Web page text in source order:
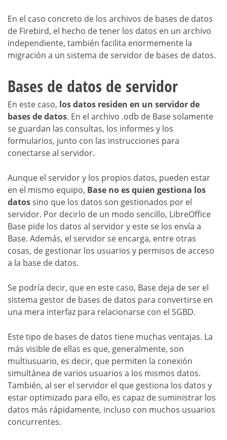
En el caso concreto de los archivos de bases de datos
de Firebird, el hecho de tener los datos en un archivo
independiente, también facilita enormemente la
migración a un sistema de servidor de bases de datos.
Bases de datos de servidor
En este caso, los datos residen en un servidor de
bases de datos. En el archivo .odb de Base solamente
se guardan las consultas, los informes y los
formularios, junto con las instrucciones para
conectarse al servidor.
Aunque el servidor y los propios datos, pueden estar
en el mismo equipo, Base no es quien gestiona los
datossino que los datos son gestionados por el
servidor. Por decirlo de un modo sencillo, LibreOffice
Base pide los datos al servidor y este se los envía a
Base. Además, el servidor se encarga, entre otras
cosas, de gestionar los usuarios y permisos de acceso
a la base de datos.
Se podría decir, que en este caso, Base deja de ser el
sistema gestor de bases de datos para convertirse en
una mera interfaz para relacionarse con el SGBD.
Este tipo de bases de datos tiene muchas ventajas. La
más visible de ellas es que, generalmente, son
multiusuario, es decir, que permiten la conexión
simultánea de varios usuarios a los mismos datos.
También, al ser el servidor el que gestiona los datos y
estar optimizado para ello, es capaz de suministrar los
datos más rápidamente, incluso con muchos usuarios
concurrentes.